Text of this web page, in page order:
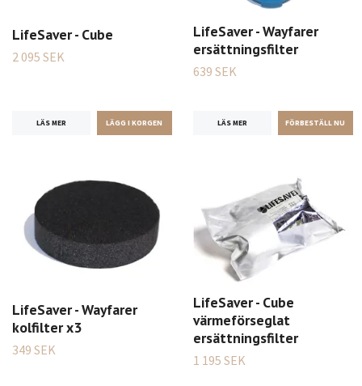
LifeSaver - Cube
2 095 SEK
LÄS MER
LifeSaver - Wayfarer
ersättningsfilter
639 SEK
LÄS MER
LifeSaver - Wayfarer
kolfilter x3
349 SEK
LifeSaver - Cube
värmeförseglat
ersättningsfilter
1 195 SEK